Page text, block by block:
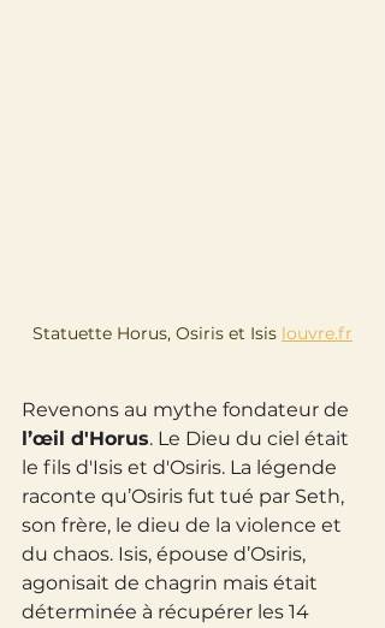
Statuette Horus, Osiris et Isis louvre.fr
Revenons au mythe fondateur de
l’œil d'Horus. Le Dieu du ciel était
le fils d'Isis et d'Osiris. La légende
raconte qu’Osiris fut tué par Seth,
son frère, le dieu de la violence et
du chaos. Isis, épouse d’Osiris,
agonisait de chagrin mais était
déterminée à récupérer les 14